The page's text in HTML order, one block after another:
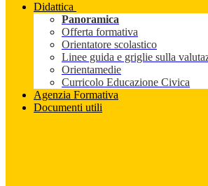
Didattica
Panoramica
Offerta formativa
Orientatore scolastico
Linee guida e griglie sulla
Orientamedie
Curricolo Educazione Civica
Agenzia Formativa
Documenti utili